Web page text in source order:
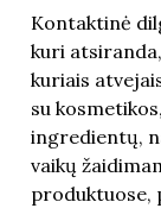
Kontaktinė
kuri
kuriais
su
ingredientų,
vaikų
produktuose,